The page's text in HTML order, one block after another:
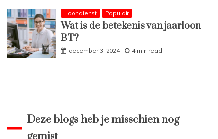
Loondienst Populair
Wat is de betekenis van jaarloon
BT?
december 3, 2024 4 min read
Deze blogs heb je misschien nog